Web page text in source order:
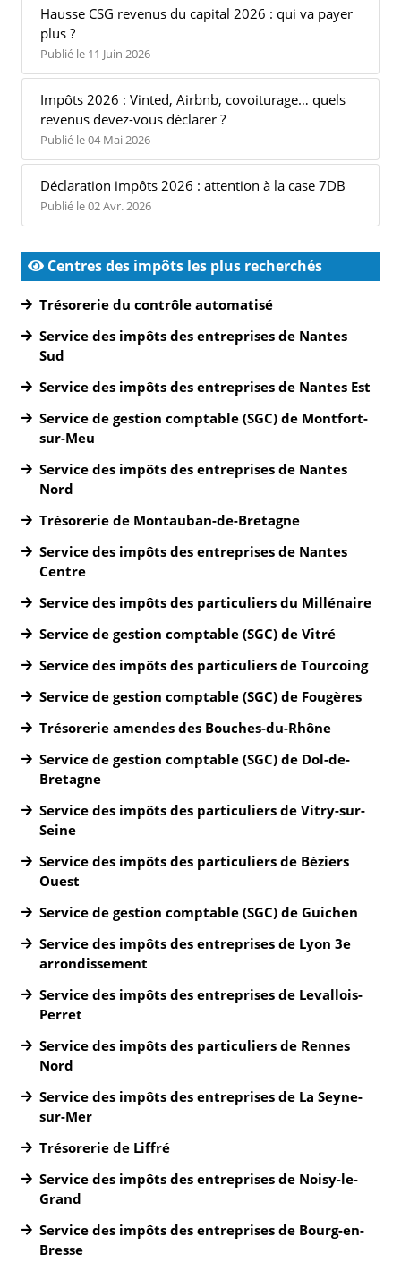
Hausse CSG revenus du capital 2026 : qui va payer
plus ?
Publié le 11 Juin 2026
Impôts 2026 : Vinted, Airbnb, covoiturage… quels
revenus devez-vous déclarer ?
Publié le 04 Mai 2026
Déclaration impôts 2026 : attention à la case 7DB
Publié le 02 Avr. 2026
Centres des impôts les plus recherchés
Trésorerie du contrôle automatisé
Service des impôts des entreprises de Nantes
Sud
Service des impôts des entreprises de Nantes Est
Service de gestion comptable (SGC) de Montfort-
sur-Meu
Service des impôts des entreprises de Nantes
Nord
Trésorerie de Montauban-de-Bretagne
Service des impôts des entreprises de Nantes
Centre
Service des impôts des particuliers du Millénaire
Service de gestion comptable (SGC) de Vitré
Service des impôts des particuliers de Tourcoing
Service de gestion comptable (SGC) de Fougères
Trésorerie amendes des Bouches-du-Rhône
Service de gestion comptable (SGC) de Dol-de-
Bretagne
Service des impôts des particuliers de Vitry-sur-
Seine
Service des impôts des particuliers de Béziers
Ouest
Service de gestion comptable (SGC) de Guichen
Service des impôts des entreprises de Lyon 3e
arrondissement
Service des impôts des entreprises de Levallois-
Perret
Service des impôts des particuliers de Rennes
Nord
Service des impôts des entreprises de La Seyne-
sur-Mer
Trésorerie de Liffré
Service des impôts des entreprises de Noisy-le-
Grand
Service des impôts des entreprises de Bourg-en-
Bresse